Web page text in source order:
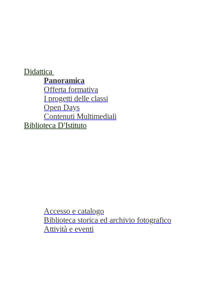
Didattica
Panoramica
Offerta formativa
I progetti delle classi
Open Days
Contenuti Multimediali
Biblioteca D'Istituto
Accesso e catalogo
Biblioteca storica ed archivio fotografico
Attività e eventi